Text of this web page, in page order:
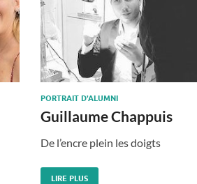
PORTRAIT D'ALUMNI
Guillaume Chappuis
De l’encre plein les doigts
LIRE PLUS